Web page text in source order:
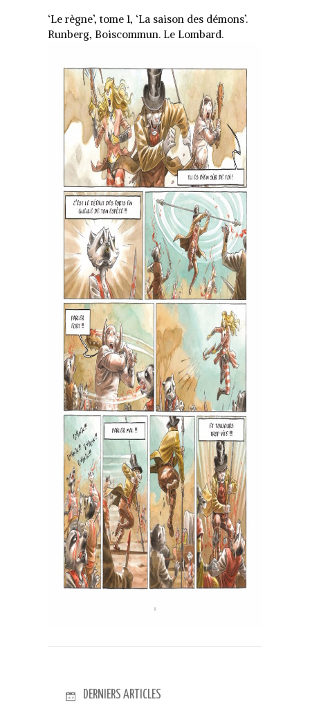
‘Le règne’, tome 1, ‘La saison des démons’.
Runberg, Boiscommun. Le Lombard.
DERNIERS ARTICLES